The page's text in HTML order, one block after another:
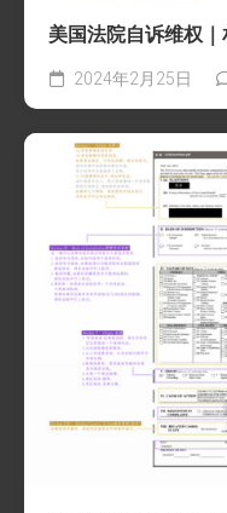
美国法院自诉维权
2024年2月25日